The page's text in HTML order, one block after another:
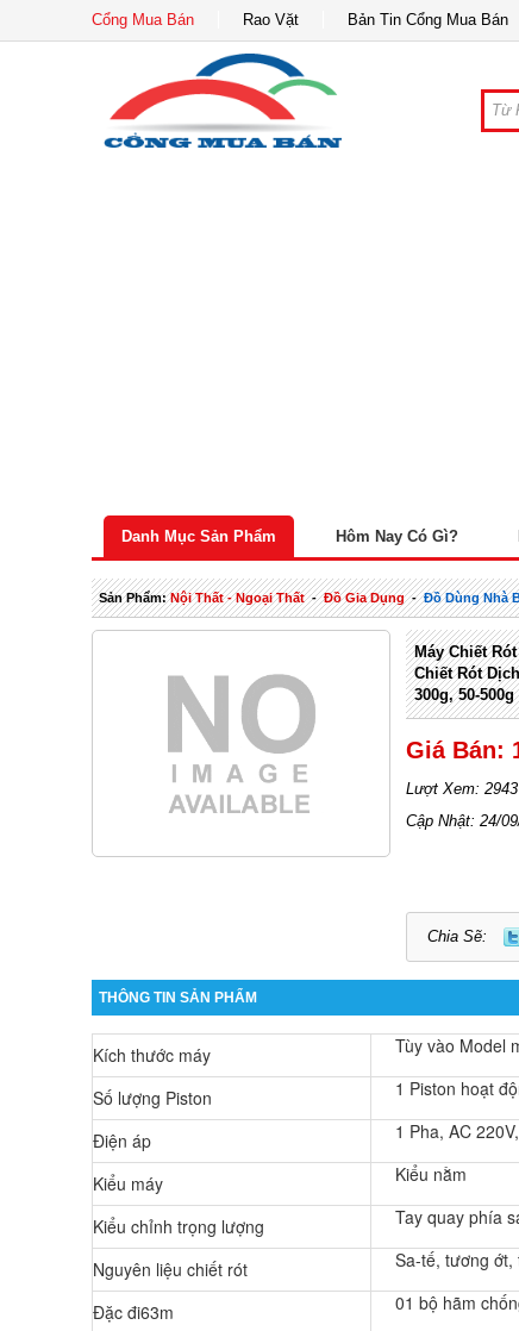
Cổng Mua Bán Rao Vặt Bản Tin Cổng Mua Bán
Danh Mục Sản Phẩm Hôm Nay Có Gì?
Sản Phẩm:Nội Thất - Ngoại Thất-Đồ Gia Dụng-Đồ Dùng Nhà
Máy Chiết
Chiết Rót
300g, 50-500g
Giá Bán:
Lượt Xem:
Cập Nhật: 24/
Chia Sẽ:
THÔNG TIN SẢN PHẨM
Kích thước máy Tùy vào Model
Số lượng Piston 1 Piston hoạt
Điện áp 1 Pha, AC
Kiểu máy Kiểu nằm
Kiểu chỉnh trọng lượng Tay quay phía
Nguyên liệu chiết rót Sa-tế, tương ớt,
Đặc đi63m 01 bộ hãm